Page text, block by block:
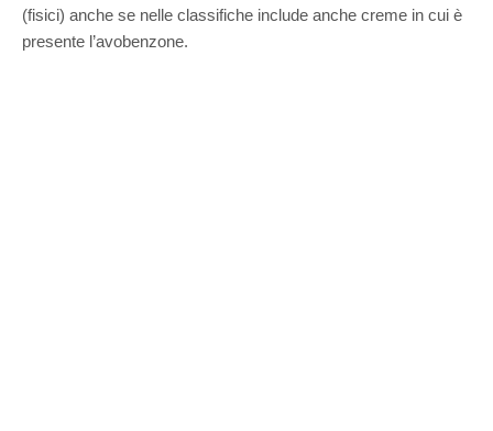
(fisici) anche se nelle classifiche include anche creme in cui è
presente l’avobenzone.